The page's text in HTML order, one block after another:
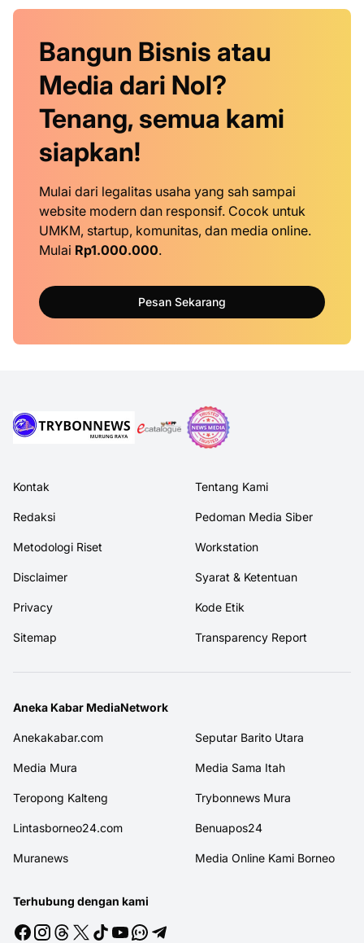
Bangun Bisnis atau
Media dari Nol?
Tenang, semua kami
siapkan!
Mulai dari legalitas usaha yang sah sampai
website modern dan responsif. Cocok untuk
UMKM, startup, komunitas, dan media online.
Mulai Rp1.000.000.
Pesan Sekarang
Kontak Tentang Kami
Redaksi Pedoman Media Siber
Metodologi Riset Workstation
Disclaimer Syarat & Ketentuan
Privacy Kode Etik
Sitemap Transparency Report
Aneka Kabar MediaNetwork
Anekakabar.com Seputar Barito Utara
Media Mura Media Sama Itah
Teropong Kalteng Trybonnews Mura
Lintasborneo24.com Benuapos24
Muranews Media Online Kami Borneo
Terhubung dengan kami